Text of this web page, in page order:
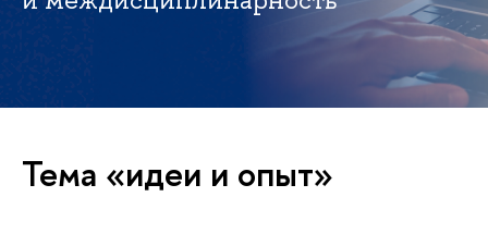
Тема «идеи и опыт»